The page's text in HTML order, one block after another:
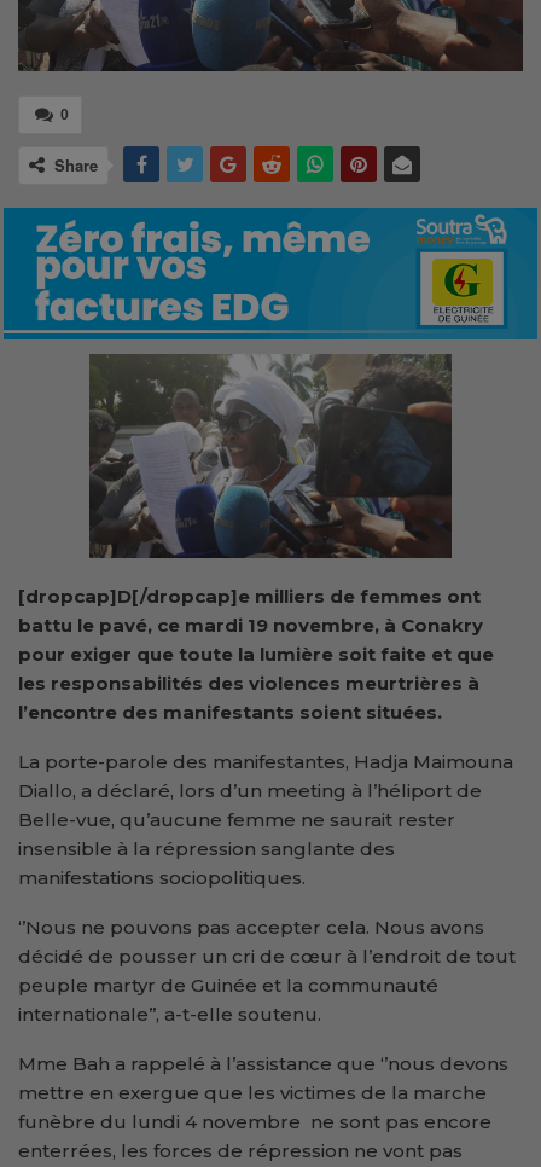
0
Share
[dropcap]D[/dropcap]e milliers de femmes ont
battu le pavé, ce mardi 19 novembre, à Conakry
pour exiger que toute la lumière soit faite et que
les responsabilités des violences meurtrières à
l’encontre des manifestants soient situées.
La porte-parole des manifestantes, Hadja Maimouna
Diallo, a déclaré, lors d’un meeting à l’héliport de
Belle-vue, qu’aucune femme ne saurait rester
insensible à la répression sanglante des
manifestations sociopolitiques.
‘’Nous ne pouvons pas accepter cela. Nous avons
décidé de pousser un cri de cœur à l’endroit de tout
peuple martyr de Guinée et la communauté
internationale’’, a-t-elle soutenu.
Mme Bah a rappelé à l’assistance que ‘’nous devons
mettre en exergue que les victimes de la marche
funèbre du lundi 4 novembre ne sont pas encore
enterrées, les forces de répression ne vont pas